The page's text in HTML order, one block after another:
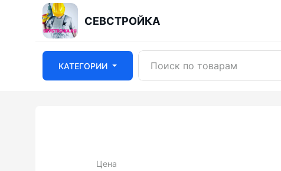
СЕВСТРОЙКА
КАТЕГОРИИ
Цена